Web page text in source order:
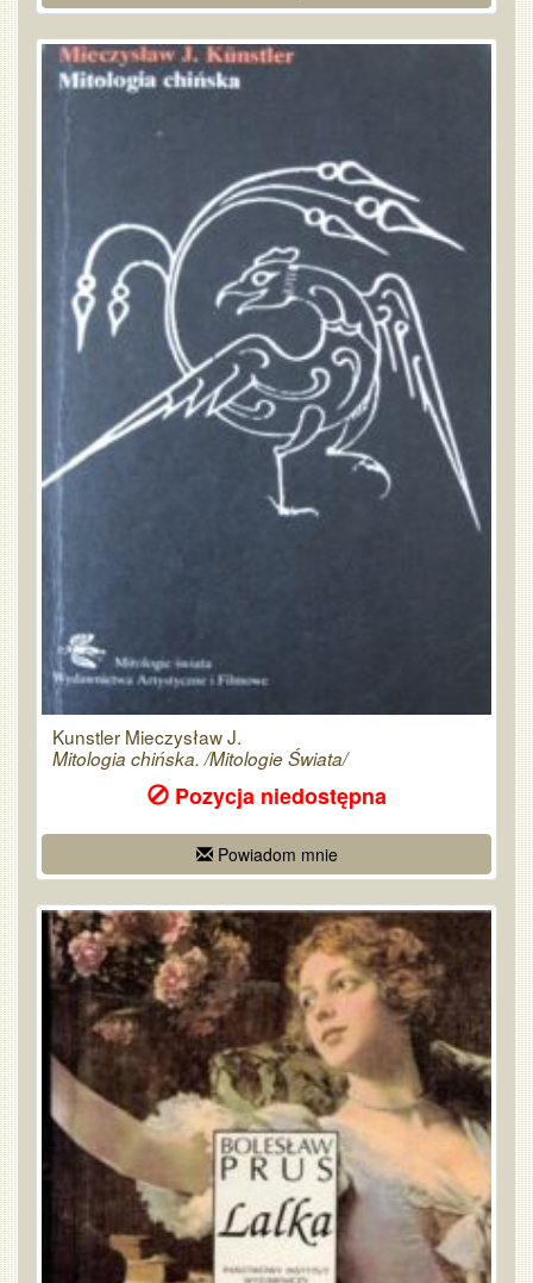
Kunstler Mieczysław J.
Mitologia chińska. /Mitologie Świata/
Pozycja niedostępna
Powiadom mnie